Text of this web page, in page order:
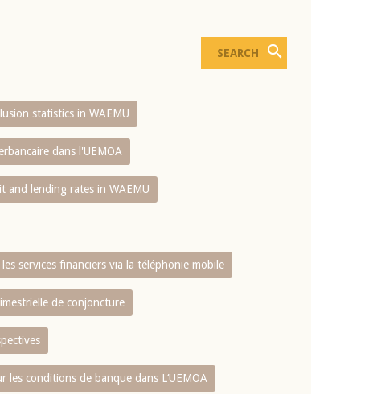
statistics in WAEMU
dans l'UEMOA
and lending rates in WAEMU
services financiers via la téléphonie mobile
de conjoncture
les conditions de banque dans L‘UEMOA